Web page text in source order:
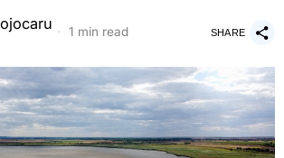
1 min read SHARE